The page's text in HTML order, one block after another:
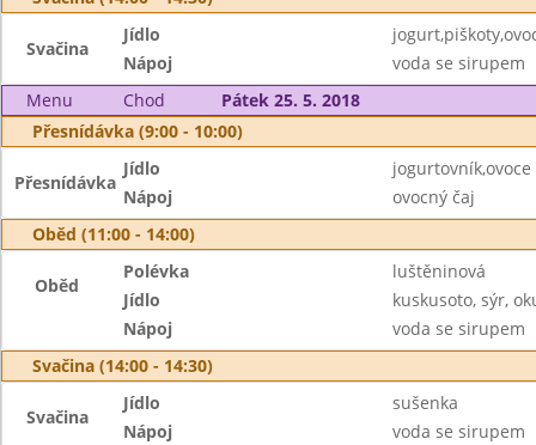
Svačina
Jídlo
Nápoj
voda se sirupem
Menu
Chod
Pátek 25. 5. 2018
Přesnídávka (9:00 - 10:00)
Přesnídávka
Jídlo
jogurtovník,ovoce
Nápoj
ovocný čaj
Oběd (11:00 - 14:00)
Oběd
Polévka
luštěninová
Jídlo
kuskusoto, sýr,
Nápoj
voda se sirupem
Svačina (14:00 - 14:30)
Svačina
Jídlo
sušenka
Nápoj
voda se sirupem